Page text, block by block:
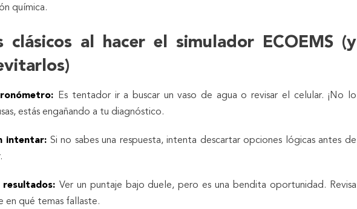
química.
clásicos al hacer el simulador ECOEMS (y
Es tentador ir a buscar un vaso de agua o revisar el celular. ¡No lo
estás engañando a tu diagnóstico.
intentar: Si no sabes una respuesta, intenta descartar opciones lógicas antes de
resultados: Ver un puntaje bajo duele, pero es una bendita oportunidad. Revisa
en qué temas fallaste.